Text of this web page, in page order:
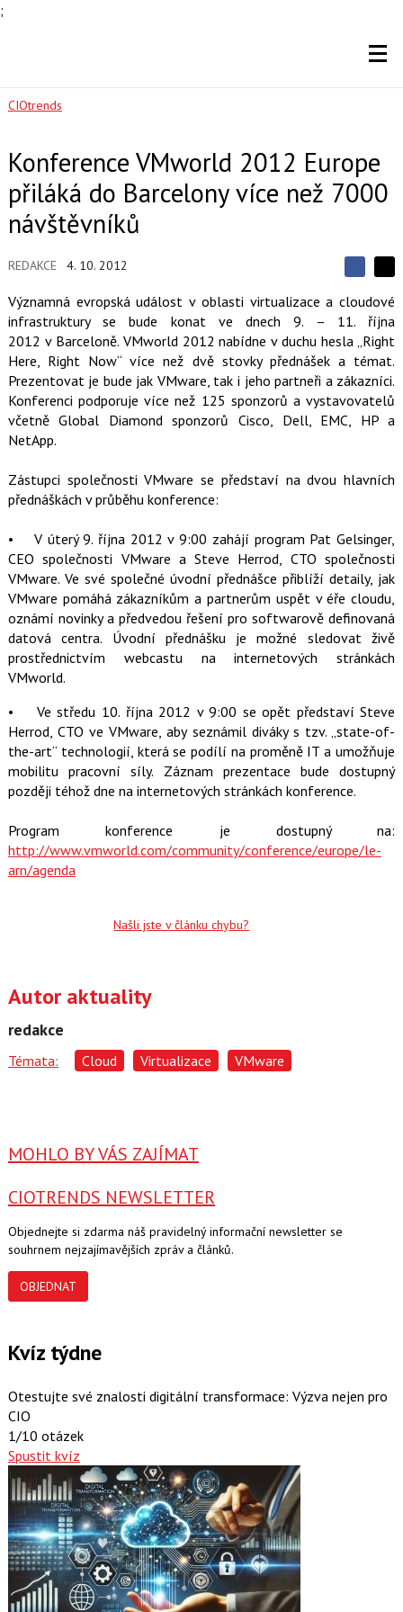
;
CIOtrends
Konference VMworld 2012 Europe
přiláká do Barcelony více než 7000
návštěvníků
REDAKCE 4. 10. 2012
S
d
í
l
e
t
S
í
j
t
n
a
o
í
l
j
t
e
n
a
Významná evropská událost v oblasti virtualizace a cloudové
infrastruktury se bude konat ve dnech 9. – 11. října
2012 v Barceloně. VMworld 2012 nabídne v duchu hesla „Right
Here, Right Now“ více než dvě stovky přednášek a témat.
Prezentovat je bude jak VMware, tak i jeho partneři a zákazníci.
Konferenci podporuje více než 125 sponzorů a vystavovatelů
včetně Global Diamond sponzorů Cisco, Dell, EMC, HP a
NetApp.
Zástupci společnosti VMware se představí na dvou hlavních
přednáškách v průběhu konference:
• V úterý 9. října 2012 v 9:00 zahájí program Pat Gelsinger,
CEO společnosti VMware a Steve Herrod, CTO společnosti
VMware. Ve své společné úvodní přednášce přiblíží detaily, jak
VMware pomáhá zákazníkům a partnerům uspět v éře cloudu,
oznámí novinky a předvedou řešení pro softwarově definovaná
datová centra. Úvodní přednášku je možné sledovat živě
prostřednictvím webcastu na internetových stránkách
VMworld.
• Ve středu 10. října 2012 v 9:00 se opět představí Steve
Herrod, CTO ve VMware, aby seznámil diváky s tzv. „state-of-
the-art“ technologií, která se podílí na proměně IT a umožňuje
mobilitu pracovní síly. Záznam prezentace bude dostupný
později téhož dne na internetových stránkách konference.
Program konference je dostupný na:
http://www.vmworld.com/com­munity/conference/europe/le­
arn/agenda
Našli jste v článku chybu?
Autor aktuality
redakce
Témata: Cloud Virtualizace VMware
MOHLO BY VÁS ZAJÍMAT
CIOTRENDS NEWSLETTER
Objednejte si zdarma náš pravidelný informační newsletter se
souhrnem nejzajímavějších zpráv a článků.
OBJEDNAT
Kvíz týdne
Otestujte své znalosti digitální transformace: Výzva nejen pro
CIO
1/10 otázek
Spustit kvíz